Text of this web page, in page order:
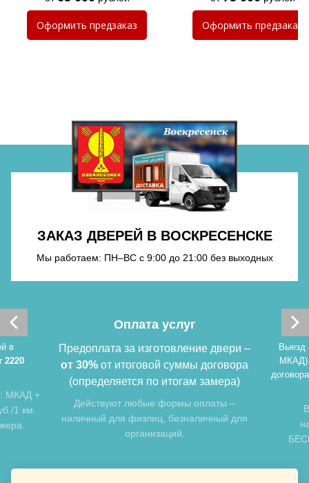
Хочу такую
Хочу такую
Оформить предзаказ Оформить предзаказ
ЗАКАЗ ДВЕРЕЙ В ВОСКРЕСЕНСКЕ
Мы работаем: ПН–ВС с 9:00 до 21:00 без выходных
в
2220
МКАД +
1 км.
Оплата услуг
Предоплата за изготовление двери –
от 30% от итоговой суммы договора
(определяется по итогам замера)
Действуют любые формы оплаты –
наличный для физлиц, безналичный для
организаций.
Выезд